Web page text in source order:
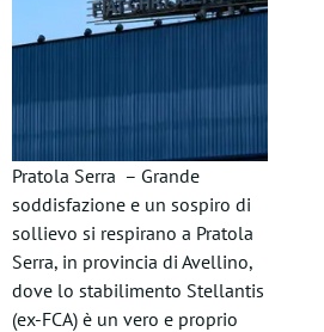
Pratola Serra – Grande
soddisfazione e un sospiro di
sollievo si respirano a Pratola
Serra, in provincia di Avellino,
dove lo stabilimento Stellantis
(ex-FCA) è un vero e proprio